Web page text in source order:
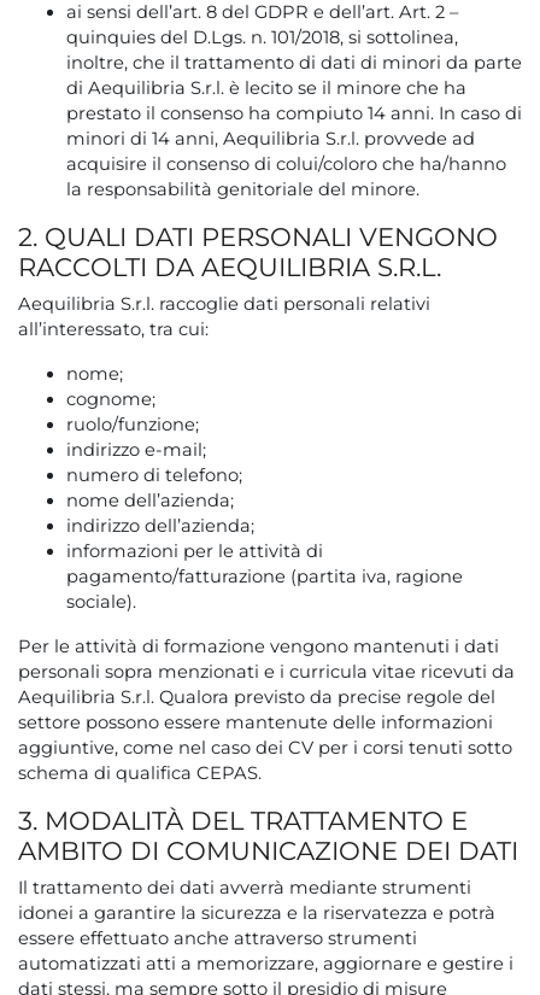
ai sensi dell’art. 8 del GDPR e dell’art. Art. 2 –
quinquies del D.Lgs. n. 101/2018, si sottolinea,
inoltre, che il trattamento di dati di minori da parte
di Aequilibria S.r.l. è lecito se il minore che ha
prestato il consenso ha compiuto 14 anni. In caso di
minori di 14 anni, Aequilibria S.r.l. provvede ad
acquisire il consenso di colui/coloro che ha/hanno
la responsabilità genitoriale del minore.
2. QUALI DATI PERSONALI VENGONO
RACCOLTI DA AEQUILIBRIA S.R.L.
Aequilibria S.r.l. raccoglie dati personali relativi
all’interessato, tra cui:
nome;
cognome;
ruolo/funzione;
indirizzo e-mail;
numero di telefono;
nome dell’azienda;
indirizzo dell’azienda;
informazioni per le attività di
pagamento/fatturazione (partita iva, ragione
sociale).
Per le attività di formazione vengono mantenuti i dati
personali sopra menzionati e i curricula vitae ricevuti da
Aequilibria S.r.l. Qualora previsto da precise regole del
settore possono essere mantenute delle informazioni
aggiuntive, come nel caso dei CV per i corsi tenuti sotto
schema di qualifica CEPAS.
3. MODALITÀ DEL TRATTAMENTO E
AMBITO DI COMUNICAZIONE DEI DATI
Il trattamento dei dati avverrà mediante strumenti
idonei a garantire la sicurezza e la riservatezza e potrà
essere effettuato anche attraverso strumenti
automatizzati atti a memorizzare, aggiornare e gestire i
dati stessi, ma sempre sotto il presidio di misure